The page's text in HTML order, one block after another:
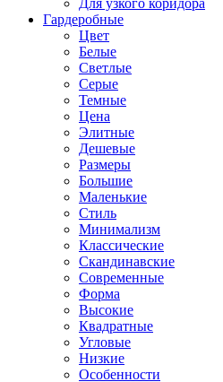
Для узкого коридора
Гардеробные
Цвет
Белые
Светлые
Серые
Темные
Цена
Элитные
Дешевые
Размеры
Большие
Маленькие
Стиль
Минимализм
Классические
Скандинавские
Современные
Форма
Высокие
Квадратные
Угловые
Низкие
Особенности